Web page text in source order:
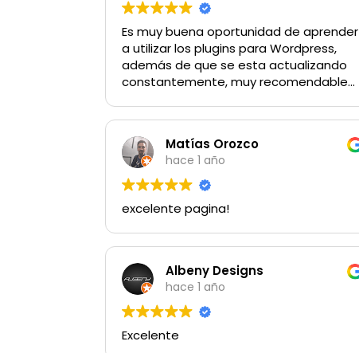
Es muy buena oportunidad de aprender
a utilizar los plugins para Wordpress,
además de que se esta actualizando
constantemente, muy recomendable...
Matías Orozco
hace 1 año
excelente pagina!
Albeny Designs
hace 1 año
Excelente